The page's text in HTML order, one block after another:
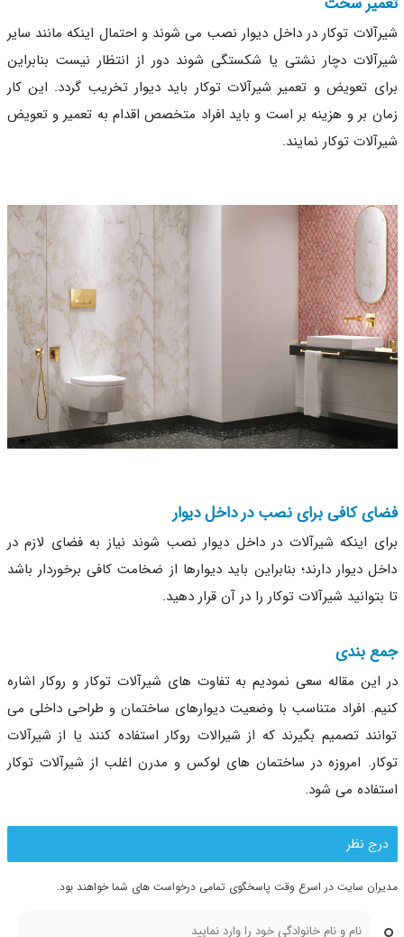
توکار در داخل دیوار نصب می شوند و احتمال اینکه مانند سایر
دچار نشتی یا شکستگی شوند دور از انتظار نیست بنابراین
تعویض و تعمیر شیرآلات توکار باید دیوار تخریب گردد. این کار
بر و هزینه بر است و باید افراد متخصص اقدام به تعمیر و تعویض
توکار نمایند.
کافی برای نصب در داخل دیوار
اینکه شیرآلات در داخل دیوار نصب شوند نیاز به فضای لازم در
دیوار دارند؛ بنابراین باید دیوارها از ضخامت کافی برخوردار باشد
شیرآلات توکار را در آن قرار دهید.
بندی
مقاله سعی نمودیم به تفاوت های شیرآلات توکار و روکار اشاره
افراد متناسب با وضعیت دیوارهای ساختمان و طراحی داخلی می
تصمیم بگیرند که از شیرالات روکار استفاده کنند یا از شیرآلات
امروزه در ساختمان های لوکس و مدرن اغلب از شیرآلات توکار
می شود.
نظر
سایت در اسرع وقت پاسخگوی تمامی درخواست های شما خواهند بود.